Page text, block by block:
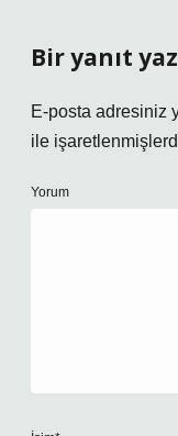
Bir yanıt
E-posta adresiniz
ile
Yorum